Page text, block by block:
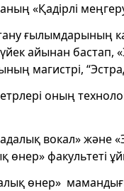
«Қадірлі
ғылымдарының
айынан бастап,
магистрі,
оның
вокал» және
факультеті
өнер»